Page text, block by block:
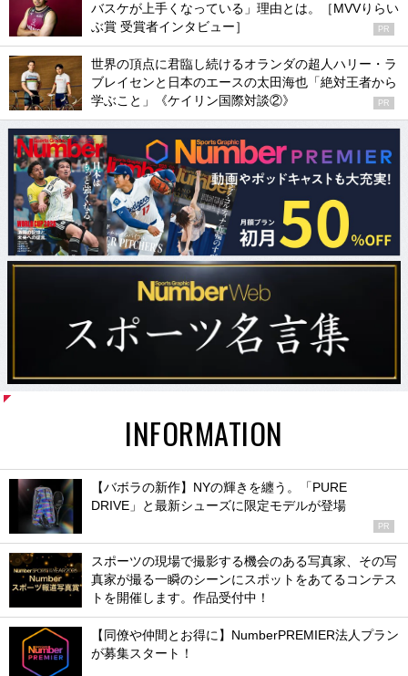
バスケが上手くなっている」理由とは。［MVVりらい
ぶ賞 受賞者インタビュー］
PR
世界の頂点に君臨し続けるオランダの超人ハリー・ラ
ブレイセンと日本のエースの太田海也「絶対王者から
学ぶこと」《ケイリン国際対談②》
PR
INFORMATION
【バボラの新作】NYの輝きを纏う。「PURE
DRIVE」と最新シューズに限定モデルが登場
PR
スポーツの現場で撮影する機会のある写真家、その写
真家が撮る一瞬のシーンにスポットをあてるコンテス
トを開催します。作品受付中！
【同僚や仲間とお得に】NumberPREMIER法人プラン
が募集スタート！